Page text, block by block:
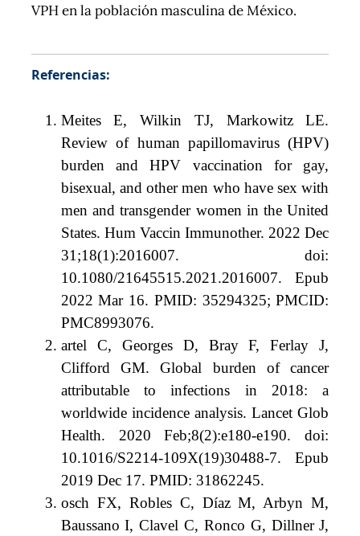
VPH en la población masculina de México.
Referencias:
Meites E, Wilkin TJ, Markowitz LE.
Review of human papillomavirus (HPV)
burden and HPV vaccination for gay,
bisexual, and other men who have sex with
men and transgender women in the United
States. Hum Vaccin Immunother. 2022 Dec
31;18(1):2016007. doi:
10.1080/21645515.2021.2016007. Epub
2022 Mar 16. PMID: 35294325; PMCID:
PMC8993076.
artel C, Georges D, Bray F, Ferlay J,
Clifford GM. Global burden of cancer
attributable to infections in 2018: a
worldwide incidence analysis. Lancet Glob
Health. 2020 Feb;8(2):e180-e190. doi:
10.1016/S2214-109X(19)30488-7. Epub
2019 Dec 17. PMID: 31862245.
osch FX, Robles C, Díaz M, Arbyn M,
Baussano I, Clavel C, Ronco G, Dillner J,